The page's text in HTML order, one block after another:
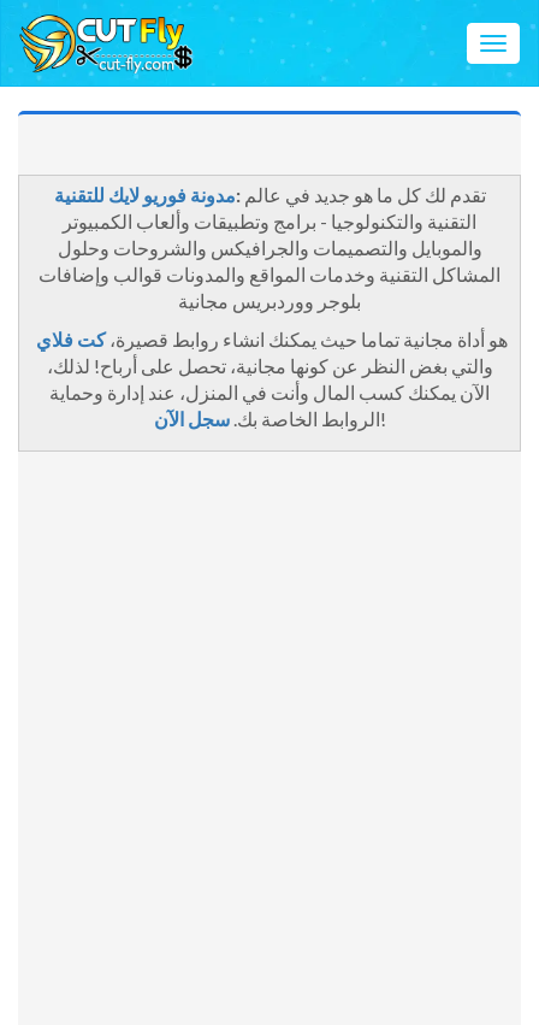
تبديل
مدونة فوريو لايك للتقنية:تقدم لك كل ما هو جديد في عالم
التقنية والتكنولوجيا - برامج وتطبيقات وألعاب الكمبيوتر
والموبايل والتصميمات والجرافيكس والشروحات وحلول
المشاكل التقنية وخدمات المواقع والمدونات قوالب وإضافات
بلوجر ووردبريس مجانية
كت فلايهو أداة مجانية تماما حيث يمكنك انشاء روابط قصيرة،
والتي بغض النظر عن كونها مجانية، تحصل على أرباح! لذلك،
الآن يمكنك كسب المال وأنت في المنزل، عند إدارة وحماية
الروابط الخاصة بك.سجل الآن !